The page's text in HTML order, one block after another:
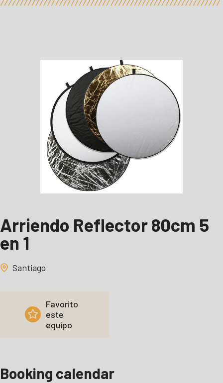
Arriendo Reflector 80cm 5
en 1
Santiago
Favorito
este
equipo
Booking calendar